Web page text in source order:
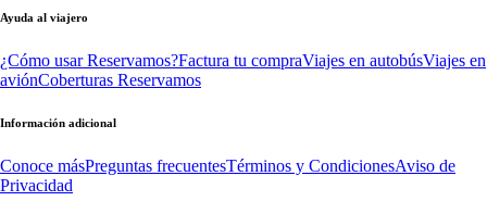
Ayuda al viajero
¿Cómo usar Reservamos?Factura tu compraViajes en autobúsViajes en
aviónCoberturas Reservamos
Información adicional
Conoce másPreguntas frecuentesTérminos y CondicionesAviso de
Privacidad